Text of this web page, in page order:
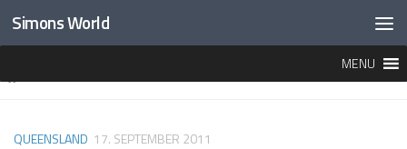
Unter dem Inhalt
Simons World
MENU
QUEENSLAND 17. SEPTEMBER 2011